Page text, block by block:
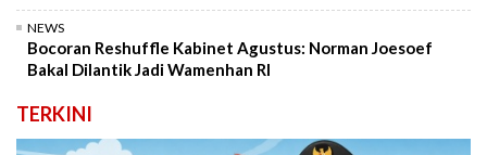
NEWS
Bocoran Reshuffle Kabinet Agustus: Norman Joesoef
Bakal Dilantik Jadi Wamenhan RI
TERKINI